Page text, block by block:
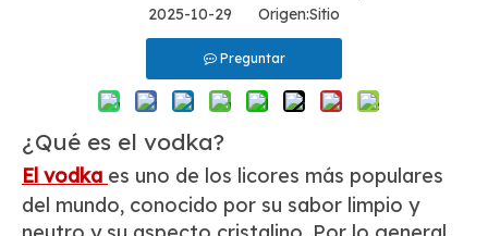
2025-10-29 Origen:Sitio
Preguntar
¿Qué es el vodka?
El vodka es uno de los licores más populares
del mundo, conocido por su sabor limpio y